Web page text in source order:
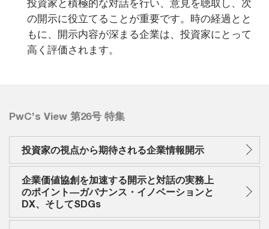
投資家と積極的な対話を行い、意見を聴取し、次
の開示に役立てることが重要です。時の経過とと
もに、開示内容が深まる企業は、投資家にとって
高く評価されます。
PwC’s View 第26号 特集
投資家の視点から期待される企業情報開示
企業価値協創を加速する開示と対話の実務上
のポイント―ガバナンス・イノベーションと
DX、そしてSDGs